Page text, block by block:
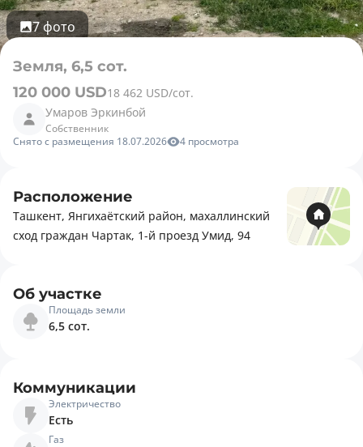
7 фото
Земля, 6,5 сот.
120 000 USD18 462 USD/сот.
Умаров Эркинбой
Собственник
Снято с размещения 18.07.2026
4 просмотра
Расположение
Ташкент, Янгихаётский район, махаллинский
сход граждан Чартак, 1-й проезд Умид, 94
Об участке
Площадь земли
6,5 сот.
Коммуникации
Электричество
Есть
Газ